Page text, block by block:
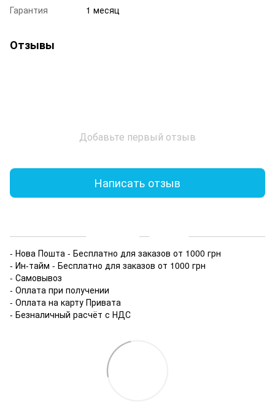
Гарантия
1 месяц
Отзывы
Добавьте первый отзыв
Написать отзыв
- Нова Пошта - Бесплатно для заказов от 1000 грн
- Ин-тайм - Бесплатно для заказов от 1000 грн
- Самовывоз
- Оплата при получении
- Оплата на карту Привата
- Безналичный расчёт с НДС